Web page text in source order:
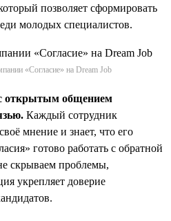
позволяет сформировать
молодых специалистов.
«Согласие» на Dream Job
открытым общением
Каждый сотрудник
мнение и знает, что его
готово работать с обратной
скрываем проблемы,
укрепляет доверие